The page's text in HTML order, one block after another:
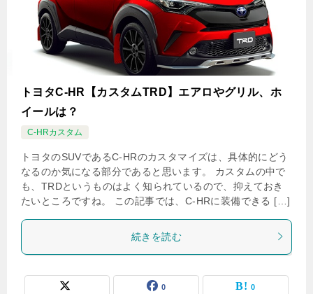
トヨタC-HR【カスタムTRD】エアロやグリル、ホ
イールは？
C-HRカスタム
トヨタのSUVであるC-HRのカスタマイズは、具体的にどう
なるのか気になる部分であると思います。 カスタムの中で
も、TRDというものはよく知られているので、抑えておき
たいところですね。 この記事では、C-HRに装備できる […]
続きを読む
0 0